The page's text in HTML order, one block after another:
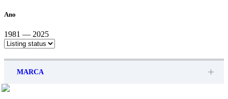
Ano
1981 — 2025
MARCA